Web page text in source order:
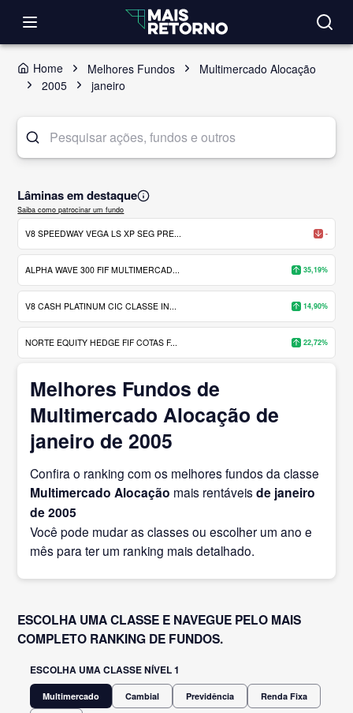
Home Melhores Fundos
Multimercado Alocação
2005
janeiro
Lâminas em destaque
Saiba como patrocinar um fundo
V8 SPEEDWAY VEGA LS XP SEG PRE... -
ALPHA WAVE 300 FIF MULTIMERCAD... 35,19%
V8 CASH PLATINUM CIC CLASSE IN... 14,90%
NORTE EQUITY HEDGE FIF COTAS F... 22,72%
Melhores Fundos de
Multimercado Alocação de
janeiro de 2005
Confira o ranking com os melhores fundos da classe
Multimercado Alocação mais rentáveisde janeiro
de 2005
Você pode mudar as classes ou escolher um ano e
mês para ter um ranking mais detalhado.
ESCOLHA UMA CLASSE E NAVEGUE PELO MAIS
COMPLETO RANKING DE FUNDOS.
ESCOLHA UMA CLASSE NÍVEL 1
Multimercado Cambial Previdência Renda Fixa